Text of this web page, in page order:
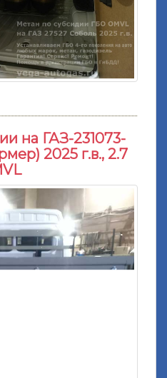
на ГАЗ-231073-
2025 г.в., 2.7